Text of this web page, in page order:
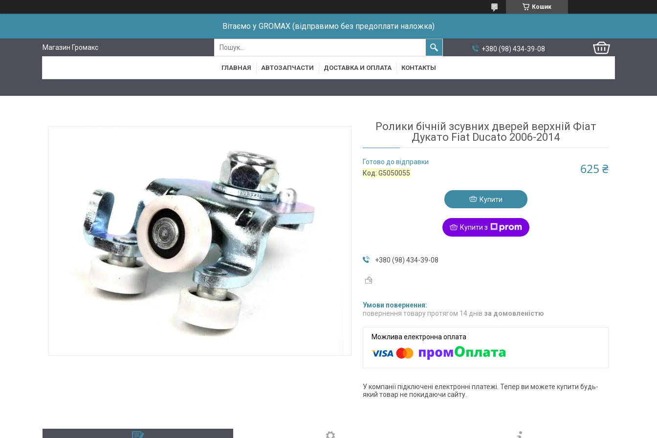
Кошик
Вітаємо у GROMAX (відправимо без предоплати наложка)
Магазин Громакс +380 (98) 434-39-08
ГЛАВНАЯ АВТОЗАПЧАСТИ ДОСТАВКА И ОПЛАТА КОНТАКТЫ
Ролики бічній зсувних дверей верхній Фіат
Дукато Fiat Ducato 2006-2014
Готово до відправки
Код:G5050055 625 ₴
Купити
Купити з
+380 (98) 434-39-08
повернення товару протягом 14 днів за домовленістю
У компанії підключені електронні платежі. Тепер ви можете купити будь-
який товар не покидаючи сайту.